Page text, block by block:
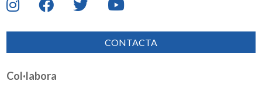
CONTACTA
Col·labora